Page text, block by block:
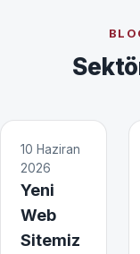
10 Haziran
2026
Yeni
Web
Sitemiz